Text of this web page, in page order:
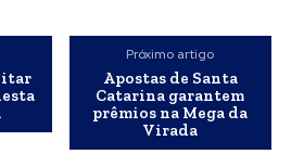
Próximo artigo
Apostas de Santa
Catarina garantem
prêmios na Mega da
Virada